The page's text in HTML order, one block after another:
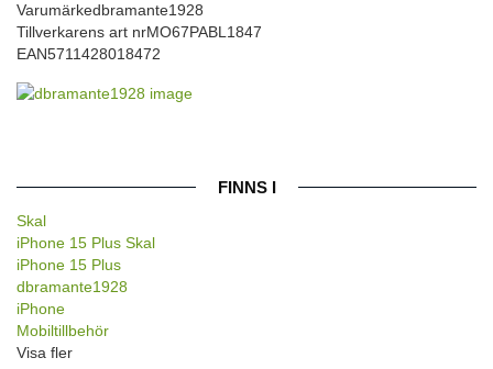
Varumärkedbramante1928
Tillverkarens art nrMO67PABL1847
EAN5711428018472
FINNS I
Skal
iPhone 15 Plus Skal
iPhone 15 Plus
dbramante1928
iPhone
Mobiltillbehör
Visa fler